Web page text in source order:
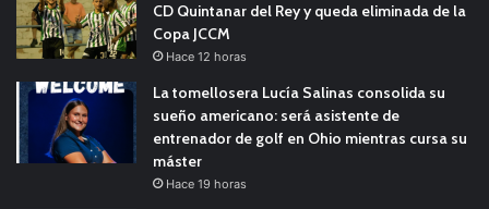
CD Quintanar del Rey y queda eliminada de la
Copa JCCM
Hace 12 horas
La tomellosera Lucía Salinas consolida su
sueño americano: será asistente de
entrenador de golf en Ohio mientras cursa su
máster
Hace 19 horas